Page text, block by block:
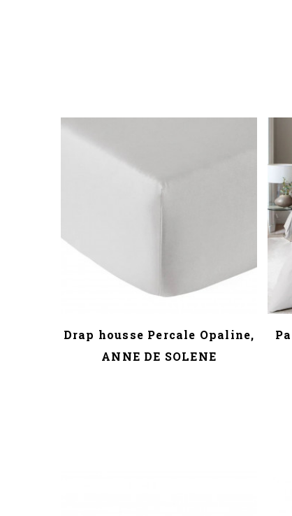
Drap housse Percale Opaline,
ANNE DE SOLENE